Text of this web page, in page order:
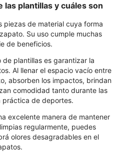
las plantillas y cuáles son
piezas de material cuya forma
Su uso cumple muchas
de beneficios.
plantillas es garantizar la
Al llenar el espacio vacío entre
absorben los impactos, brindan
comodidad tanto durante las
práctica de deportes.
excelente manera de mantener
regularmente, puedes
olores desagradables en el